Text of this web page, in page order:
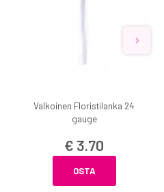
Valkoinen Floristilanka 24
gauge
€ 3.70
OSTA